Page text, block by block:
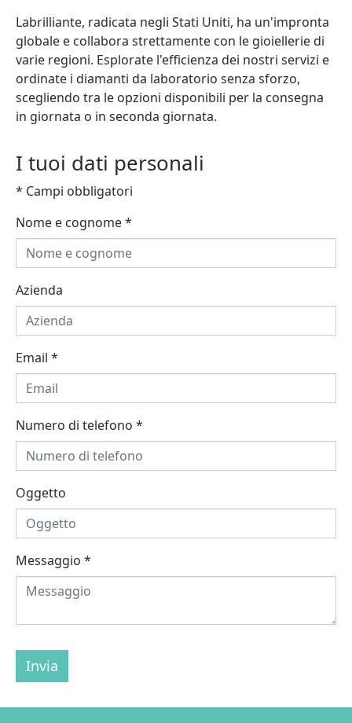
Labrilliante, radicata negli Stati Uniti, ha un'impronta
globale e collabora strettamente con le gioiellerie di
varie regioni. Esplorate l'efficienza dei nostri servizi e
ordinate i diamanti da laboratorio senza sforzo,
scegliendo tra le opzioni disponibili per la consegna
in giornata o in seconda giornata.
I tuoi dati personali
* Campi obbligatori
Nome e cognome*
Azienda
Email *
Numero di telefono *
Oggetto
Messaggio *
Invia